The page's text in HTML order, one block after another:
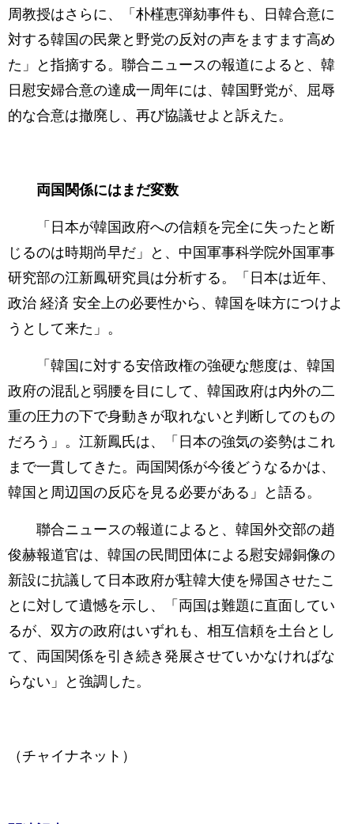
周教授はさらに、「朴槿恵弾劾事件も、日韓合意に
対する韓国の民衆と野党の反対の声をますます高め
た」と指摘する。聯合ニュースの報道によると、韓
日慰安婦合意の達成一周年には、韓国野党が、屈辱
的な合意は撤廃し、再び協議せよと訴えた。
両国関係にはまだ変数
「日本が韓国政府への信頼を完全に失ったと断
じるのは時期尚早だ」と、中国軍事科学院外国軍事
研究部の江新鳳研究員は分析する。「日本は近年、
政治 経済 安全上の必要性から、韓国を味方につけよ
うとして来た」。
「韓国に対する安倍政権の強硬な態度は、韓国
政府の混乱と弱腰を目にして、韓国政府は内外の二
重の圧力の下で身動きが取れないと判断してのもの
だろう」。江新鳳氏は、「日本の強気の姿勢はこれ
まで一貫してきた。両国関係が今後どうなるかは、
韓国と周辺国の反応を見る必要がある」と語る。
聯合ニュースの報道によると、韓国外交部の趙
俊赫報道官は、韓国の民間団体による慰安婦銅像の
新設に抗議して日本政府が駐韓大使を帰国させたこ
とに対して遺憾を示し、「両国は難題に直面してい
るが、双方の政府はいずれも、相互信頼を土台とし
て、両国関係を引き続き発展させていかなければな
らない」と強調した。
（チャイナネット）